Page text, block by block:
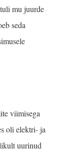
mu juurde
seda
viimisega
oli elektri- ja
uurinud